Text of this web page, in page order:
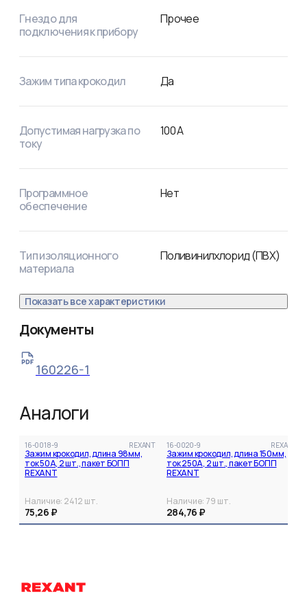
Гнездо для
подключения к прибору
Прочее
Зажим типа крокодил Да
Допустимая нагрузка по
току
100А
Программное
обеспечение
Нет
Тип изоляционного
материала
Поливинилхлорид (ПВХ)
Показать все характеристики
Документы
160226-1
Аналоги
16-0018-9 REXANT
Зажим крокодил, длина 98мм,
ток 50A, 2 шт., пакет БОПП
REXANT
Наличие: 2412 шт.
75,26 ₽
16-0020-9 REXANT
Зажим крокодил, длина 150мм,
ток 250A, 2 шт., пакет БОПП
REXANT
Наличие: 79 шт.
284,76 ₽